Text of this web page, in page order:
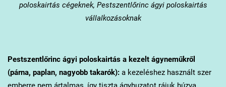
poloskairtás cégeknek, Pestszentlőrinc ágyi poloskairtás
vállalkozásoknak
Pestszentlőrincágyi poloskairtás a kezelt ágyneműkről
(párna, paplan, nagyobb takarók):a kezeléshez használt szer